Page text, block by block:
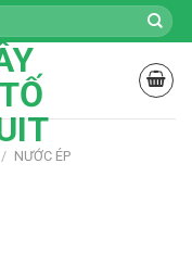
/ NƯỚC ÉP